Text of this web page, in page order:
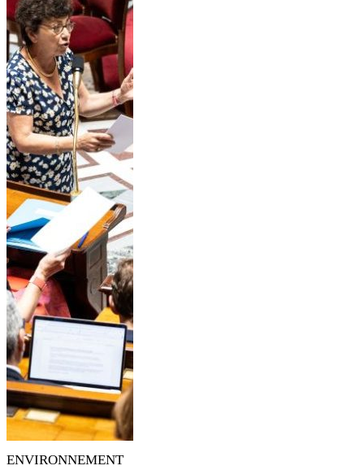
ENVIRONNEMENT